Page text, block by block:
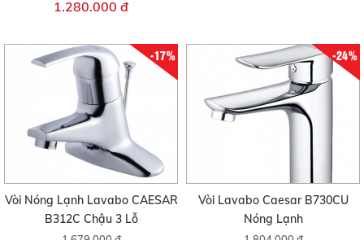
1.280.000 đ
-17%
Vòi Nóng Lạnh Lavabo CAESAR
B312C Chậu 3 Lỗ
-24%
Vòi Lavabo Caesar B730CU
Nóng Lạnh